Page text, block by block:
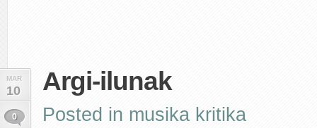
MAR
10
0
Argi-ilunak
Posted in musika kritika